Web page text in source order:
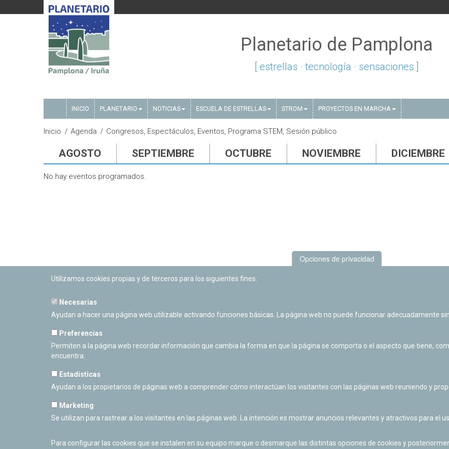
Planetario de Pamplona
[ estrellas · tecnología · sensaciones ]
INICIO PLANETARIO NOTICIAS ESCUELA DE ESTRELLAS STROM PROYECTOS EN MARCHA
Inicio Agenda Congresos, Espectáculos, Eventos, Programa STEM, Sesión público
AGOSTO SEPTIEMBRE OCTUBRE NOVIEMBRE DICIEMBRE
No hay eventos programados.
PLANETARIO DE PAMPLONA
Calle Sancho RamÃ­rez, s/n
Cerrado Temporalmente
Opciones de privacidad
Utilizamos cookies propias y de terceros para los siguientes fines:
Necesarias
Ayudan a hacer una página web utilizable activando funciones básicas. La página web no puede funcionar adecuadamente
Preferencias
Permiten a la página web recordar información que cambia la forma en que la página se comporta o el aspecto que tiene,
encuentra.
Estadísticas
Ayudan a los propietarios de páginas web a comprender cómo interactúan los visitantes con las páginas web reuniendo y
Marketing
Se utilizan para rastrear a los visitantes en las páginas web. La intención es mostrar anuncios relevantes y atractivos para el
Para configurar las cookies que se instalen en su equipo marque o desmarque las distintas opciones de cookies y